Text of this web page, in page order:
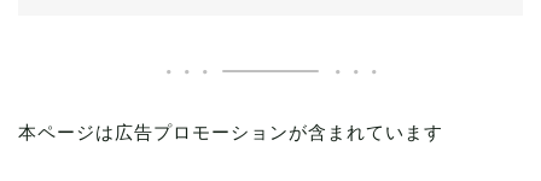
本ページは広告プロモーションが含まれています